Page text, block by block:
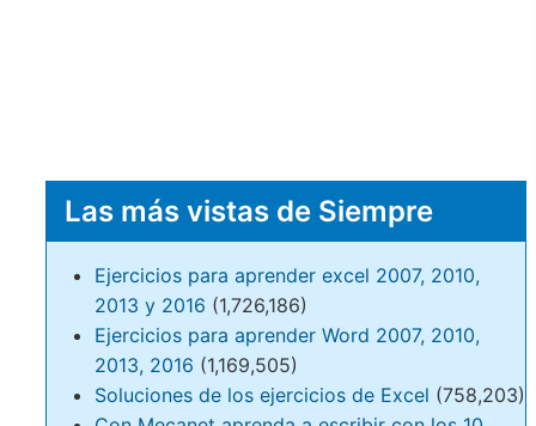
Las más vistas de Siempre
Ejercicios para aprender excel 2007, 2010,
2013 y 2016 (1,726,186)
Ejercicios para aprender Word 2007, 2010,
2013, 2016 (1,169,505)
Soluciones de los ejercicios de Excel (758,203)